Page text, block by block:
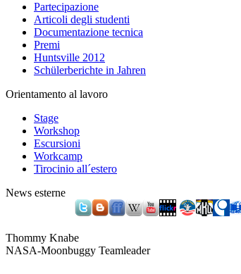
Partecipazione
Articoli degli studenti
Documentazione tecnica
Premi
Huntsville 2012
Schülerberichte in Jahren
Orientamento al lavoro
Stage
Workshop
Escursioni
Workcamp
Tirocinio all´estero
News esterne
Thommy Knabe
NASA-Moonbuggy Teamleader